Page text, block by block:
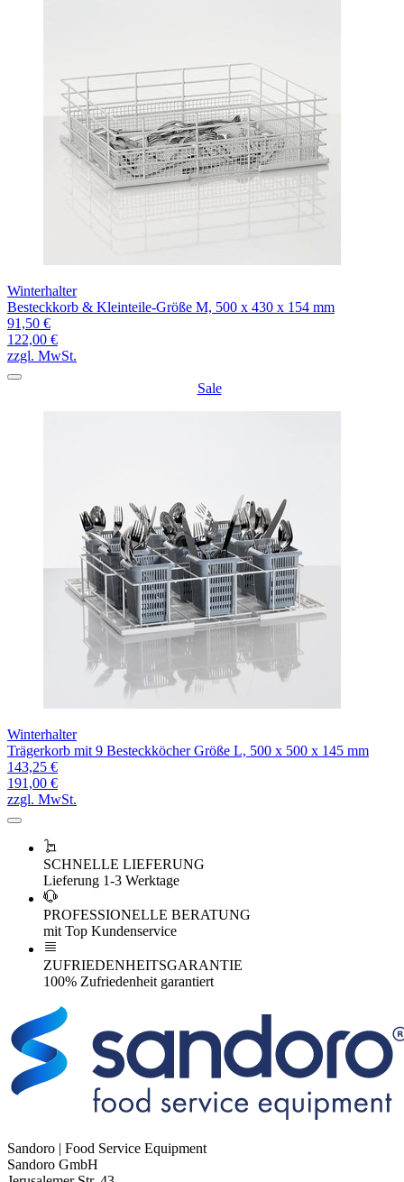
Winterhalter
Besteckkorb & Kleinteile-Größe M, 500 x 430 x 154 mm
91,50 €
122,00 €
zzgl. MwSt.
Sale
Winterhalter
Trägerkorb mit 9 Besteckköcher Größe L, 500 x 500 x 145 mm
143,25 €
191,00 €
zzgl. MwSt.
SCHNELLE LIEFERUNG
Lieferung 1-3 Werktage
PROFESSIONELLE BERATUNG
mit Top Kundenservice
ZUFRIEDENHEITSGARANTIE
100% Zufriedenheit garantiert
Sandoro | Food Service Equipment
Sandoro GmbH